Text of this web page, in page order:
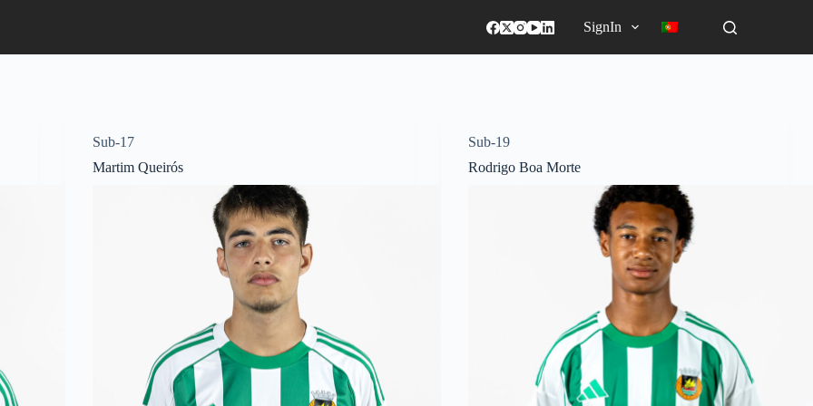
SignIn
Sub-17
Martim Queirós
Sub-19
Rodrigo Boa Morte